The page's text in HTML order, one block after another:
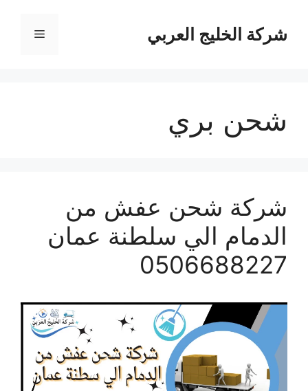
المحتوىشركة الخليج العربي القائمة
شحن بري
شركة شحن عفش من
الدمام الي سلطنة عمان
0506688227